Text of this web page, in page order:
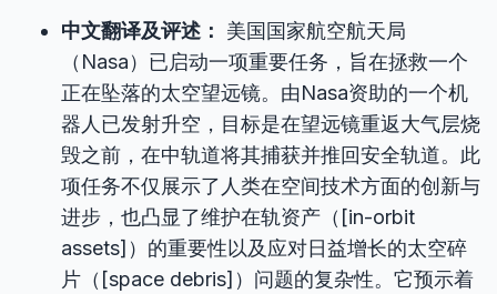
中文翻译及评述：
美国国家航空航天局
（Nasa）已启动一项重要任务，旨在拯救一个
正在坠落的太空望远镜。由Nasa资助的一个机
器人已发射升空，目标是在望远镜重返大气层烧
毁之前，在中轨道将其捕获并推回安全轨道。此
项任务不仅展示了人类在空间技术方面的创新与
进步，也凸显了维护在轨资产（[in-orbit
assets]）的重要性以及应对日益增长的太空碎
片（[space debris]）问题的复杂性。它预示着